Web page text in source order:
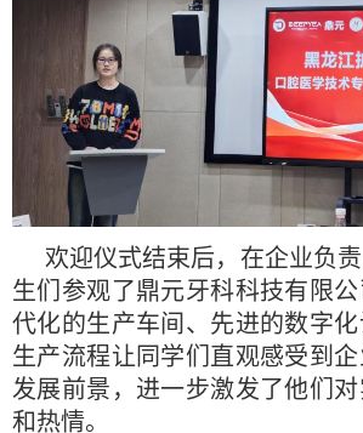
欢迎仪式结束后，在企业负
生们参观了鼎元牙科科技有限
代化的生产车间、先进的数字
生产流程让同学们直观感受到
发展前景，进一步激发了他们
和热情。